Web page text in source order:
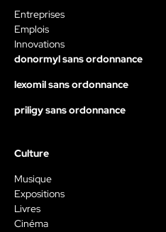
Entreprises
Emplois
Innovations
donormyl sans ordonnance
lexomil sans ordonnance
priligy sans ordonnance
Culture
Musique
Expositions
Livres
Cinéma